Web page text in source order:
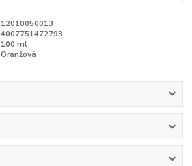
12010050013
4007751472793
100 ml
Oranžová